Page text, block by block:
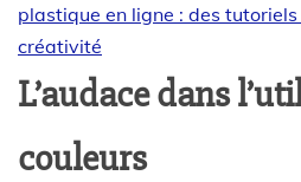
plastique en ligne : des
créativité
L’audace dans
couleurs